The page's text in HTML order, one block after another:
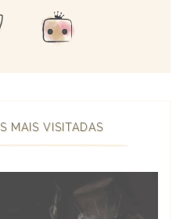
MAIS VISITADAS